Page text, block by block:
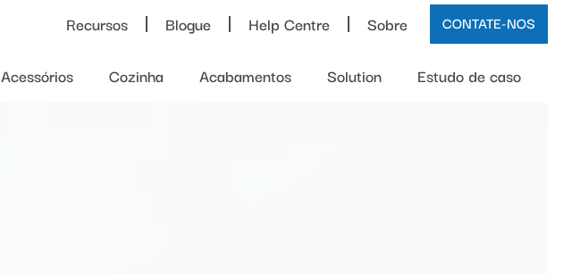
Recursos Blogue Help Centre Sobre CONTATE-NOS
Acessórios Cozinha Acabamentos Solution Estudo de caso